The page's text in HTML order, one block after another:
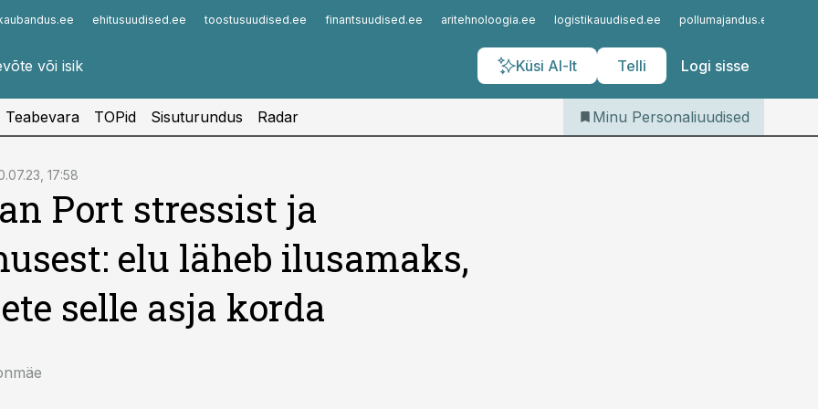
ehitusuudised.ee toostusuudised.ee finantsuudised.ee aritehnoloogia.ee logistikauudised.ee pollumajandus.ee
Küsi AI-lt Telli Logi sisse
Infopank
Iseteenindus
Telli Personaliuudised
Teabevara TOPid Sisuturundus Radar Minu Personaliuudised
17:58
Port stressist ja
elu läheb ilusamaks,
selle asja korda